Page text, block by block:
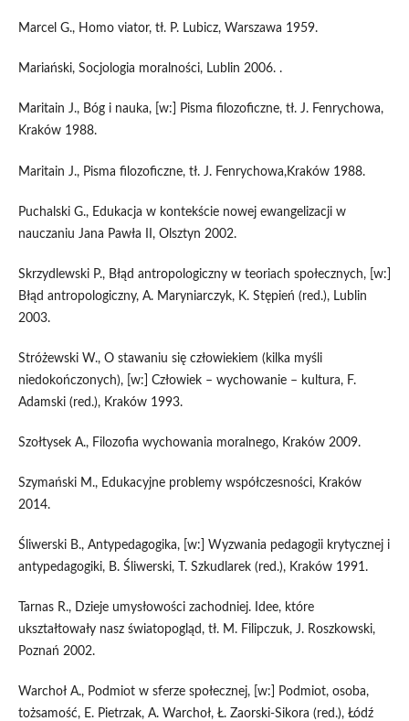
Marcel G., Homo viator, tł. P. Lubicz, Warszawa 1959.
Mariański, Socjologia moralności, Lublin 2006. .
Maritain J., Bóg i nauka, [w:] Pisma filozoficzne, tł. J. Fenrychowa,
Kraków 1988.
Maritain J., Pisma filozoficzne, tł. J. Fenrychowa,Kraków 1988.
Puchalski G., Edukacja w kontekście nowej ewangelizacji w
nauczaniu Jana Pawła II, Olsztyn 2002.
Skrzydlewski P., Błąd antropologiczny w teoriach społecznych, [w:]
Błąd antropologiczny, A. Maryniarczyk, K. Stępień (red.), Lublin
2003.
Stróżewski W., O stawaniu się człowiekiem (kilka myśli
niedokończonych), [w:] Człowiek – wychowanie – kultura, F.
Adamski (red.), Kraków 1993.
Szołtysek A., Filozofia wychowania moralnego, Kraków 2009.
Szymański M., Edukacyjne problemy współczesności, Kraków
2014.
Śliwerski B., Antypedagogika, [w:] Wyzwania pedagogii krytycznej i
antypedagogiki, B. Śliwerski, T. Szkudlarek (red.), Kraków 1991.
Tarnas R., Dzieje umysłowości zachodniej. Idee, które
ukształtowały nasz światopogląd, tł. M. Filipczuk, J. Roszkowski,
Poznań 2002.
Warchoł A., Podmiot w sferze społecznej, [w:] Podmiot, osoba,
tożsamość, E. Pietrzak, A. Warchoł, Ł. Zaorski-Sikora (red.), Łódź